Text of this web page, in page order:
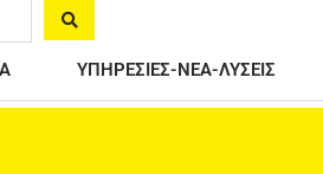
ΥΠΗΡΕΣΙΕΣ-ΝΕΑ-ΛΥΣΕΙΣ